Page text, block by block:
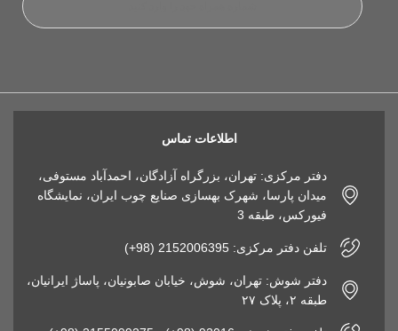
اطلاعات تماس
دفتر مرکزی: تهران، بزرگراه آزادگان، احمدآباد مستوفی،
میدان پارسا، شهرک بهسازی صنایع چوب ایران، نمایشگاه
فیورکس، طبقه 3
تلفن دفتر مرکزی: 2152006395 (98+)
دفتر شوش: تهران، شوش، خیابان صابونیان، پاساژ ایرانیان،
طبقه ۲، پلاک ۲۷